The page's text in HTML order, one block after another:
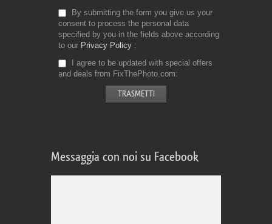
By submitting the form you give us your
consent to process the personal data
specified by you in the fields above according
to our Privacy Policy
I agree to be updated with special offers
and deals from FixThePhoto.com
Messaggia con noi su Facebook